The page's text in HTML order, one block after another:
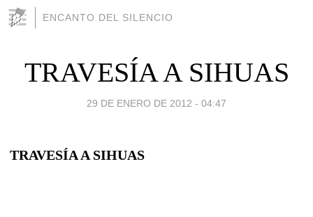
ENCANTO DEL SILENCIO
TRAVESÍA A SIHUAS
29 DE ENERO DE 2012 - 04:47
TRAVESÍA A SIHUAS